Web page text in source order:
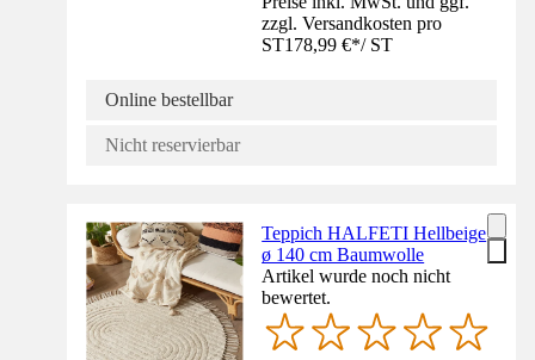
zzgl. Versandkosten pro
ST178,99 €*/ ST
Online bestellbar
Nicht reservierbar
Teppich HALFETI Hellbeige
ø 140 cm Baumwolle
Artikel wurde noch nicht
bewertet.